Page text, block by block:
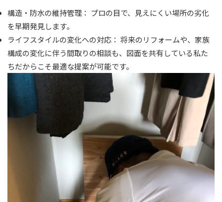
構造・防水の維持管理： プロの目で、見えにくい場所の劣化
を早期発見します。
ライフスタイルの変化への対応： 将来のリフォームや、家族
構成の変化に伴う間取りの相談も、図面を共有している私た
ちだからこそ最適な提案が可能です。